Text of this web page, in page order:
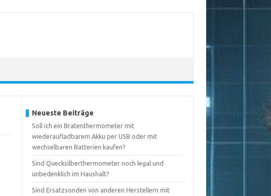
Neueste Beiträge
Soll ich ein Bratenthermometer mit
wiederaufladbarem Akku per USB oder mit
wechselbaren Batterien kaufen?
Sind Quecksilberthermometer noch legal und
unbedenklich im Haushalt?
Sind Ersatzsonden von anderen Herstellern mit